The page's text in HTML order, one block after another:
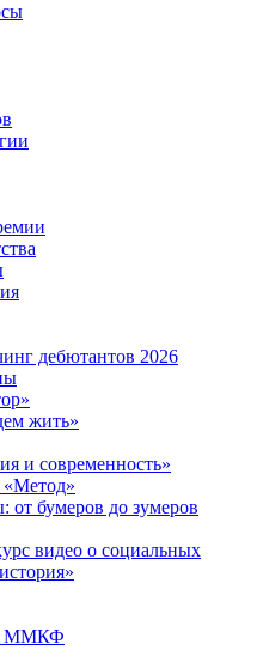
дебютантов 2026
жить»
и современность»
от бумеров до зумеров
видео о социальных
ММКФ